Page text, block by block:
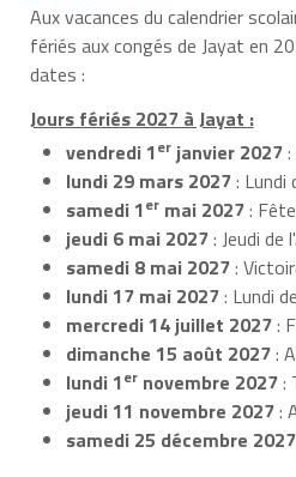
Aux vacances du calendrier
fériés aux congés de Jayat en
dates :
Jours fériés 2027 à Jayat :
vendredi 1er janvier 2027:
lundi 29 mars 2027: Lundi
samedi 1er mai 2027:
jeudi 6 mai 2027: Jeudi de
samedi 8 mai 2027:
lundi 17 mai 2027: Lundi
mercredi 14 juillet 2027:
dimanche 15 août 2027:
lundi 1er novembre 2027:
jeudi 11 novembre 2027:
samedi 25 décembre 2027